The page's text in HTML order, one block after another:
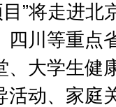
”将走进北
四川等重点
、大学生健
活动、家庭